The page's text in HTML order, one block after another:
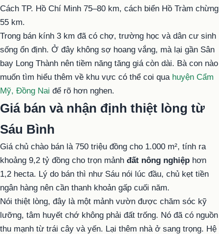
Cách TP. Hồ Chí Minh 75–80 km, cách biển Hồ Tràm chừng
55 km.
Trong bán kính 3 km đã có chợ, trường học và dân cư sinh
sống ổn định. Ở đây không sợ hoang vắng, mà lại gần Sân
bay Long Thành nên tiềm năng tăng giá còn dài. Bà con nào
muốn tìm hiểu thêm về khu vực có thể coi qua huyện Cẩm
Mỹ, Đồng Nai để rõ hơn nghen.
Giá bán và nhận định thiệt lòng từ
Sáu Bình
Giá chủ chào bán là 750 triệu đồng cho 1.000 m², tính ra
khoảng 9,2 tỷ đồng cho trọn mảnh đất nông nghiệp hơn
1,2 hecta. Lý do bán thì như Sáu nói lúc đầu, chủ kẹt tiền
ngân hàng nên cần thanh khoản gấp cuối năm.
Nói thiệt lòng, đây là một mảnh vườn được chăm sóc kỹ
lưỡng, tâm huyết chớ không phải đất trống. Nó đã có nguồn
thu mạnh từ trái cây và yến. Lại thêm nhà ở sang trọng. Hệ